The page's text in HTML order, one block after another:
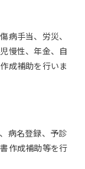
病手当、労災、
慢性、年金、自
成補助を行いま
病名登録、予診
作成補助等を行